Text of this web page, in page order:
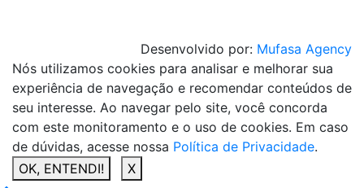
Desenvolvido por: Mufasa Agency
Nós utilizamos cookies para analisar e melhorar sua
experiência de navegação e recomendar conteúdos de
seu interesse. Ao navegar pelo site, você concorda
com este monitoramento e o uso de cookies. Em caso
de dúvidas, acesse nossa Política de Privacidade.
OK, ENTENDI!
X